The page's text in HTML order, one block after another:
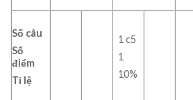
Số câu
Số
điểm
Tỉ lệ
1 c5
1
10%